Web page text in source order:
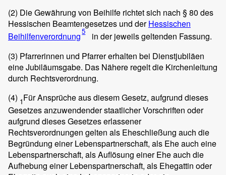
(2) Die Gewährung von Beihilfe richtet sich nach § 80 des
Hessischen Beamtengesetzes und derHessischen
Beihilfenverordnung5
in der jeweils geltenden Fassung.
(3) Pfarrerinnen und Pfarrer erhalten bei Dienstjubiläen
eine Jubiläumsgabe. Das Nähere regelt die Kirchenleitung
durch Rechtsverordnung.
(4) 1Für Ansprüche aus diesem Gesetz, aufgrund dieses
Gesetzes anzuwendender staatlicher Vorschriften oder
aufgrund dieses Gesetzes erlassener
Rechtsverordnungen gelten als Eheschließung auch die
Begründung einer Lebenspartnerschaft, als Ehe auch eine
Lebenspartnerschaft, als Auflösung einer Ehe auch die
Aufhebung einer Lebenspartnerschaft, als Ehegattin oder